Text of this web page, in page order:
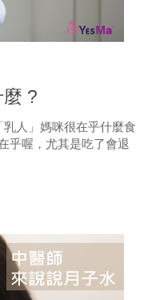
?
乳人」媽咪很在乎什麼食
乎喔，尤其是吃了會退